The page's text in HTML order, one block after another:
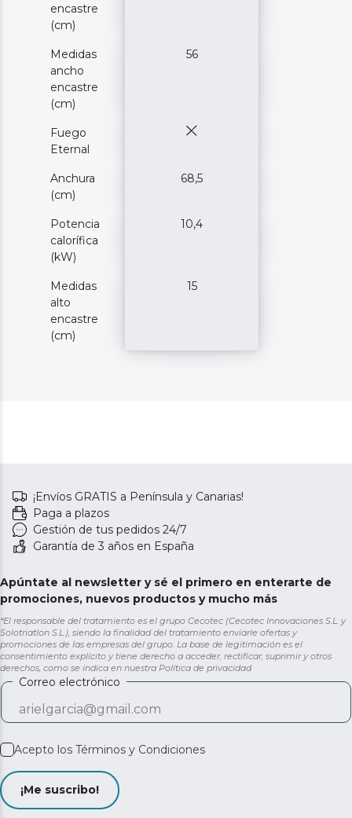
encastre
(cm)
Medidas
ancho
encastre
(cm)
56
Fuego
Eternal
Anchura
(cm)
68,5
Potencia
calorífica
(kW)
10,4
Medidas
alto
encastre
(cm)
15
¡Envíos GRATIS a Península y Canarias!
Paga a plazos
Gestión de tus pedidos 24/7
Garantía de 3 años en España
Apúntate al newsletter y sé el primero en enterarte de
promociones, nuevos productos y mucho más
*El responsable del tratamiento es el grupo Cecotec (Cecotec Innovaciones S.L. y
Solotriatlon S.L.), siendo la finalidad del tratamiento enviarle ofertas y
promociones de las empresas del grupo. La base de legitimación es el
consentimiento explícito y tiene derecho a acceder, rectificar, suprimir y otros
derechos, como se indica en nuestra Política de privacidad
Correo electrónico
Acepto los Términos y Condiciones
¡Me suscribo!